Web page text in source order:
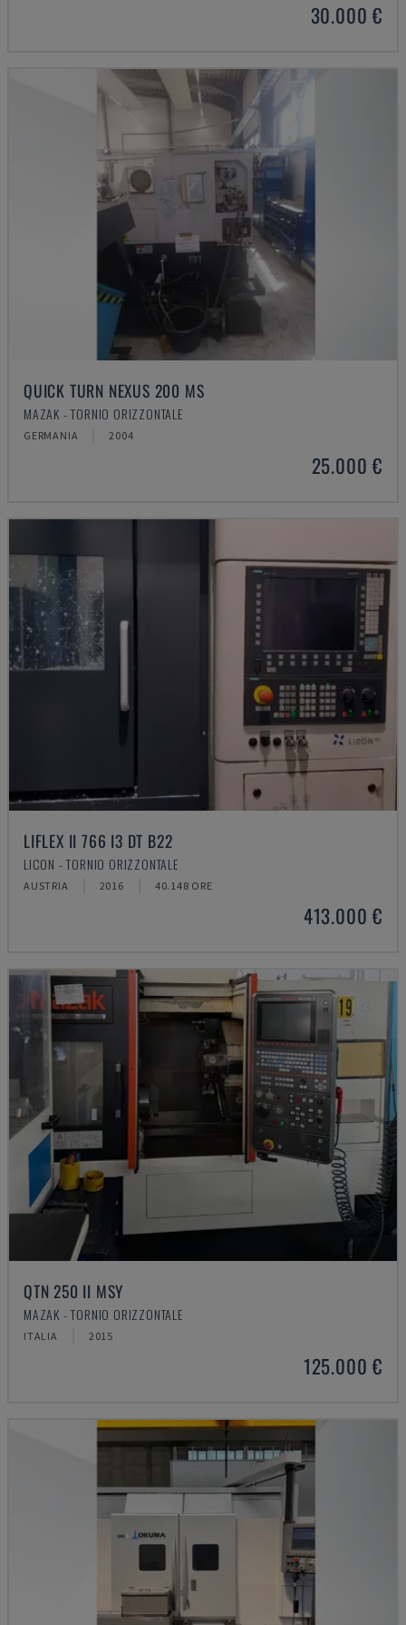
30.000 €
QUICK TURN NEXUS 200 MS
MAZAK - TORNIO ORIZZONTALE
GERMANIA 2004
25.000 €
LIFLEX II 766 I3 DT B22
LICON - TORNIO ORIZZONTALE
AUSTRIA 2016 40.148 ORE
413.000 €
QTN 250 II MSY
MAZAK - TORNIO ORIZZONTALE
ITALIA 2015
125.000 €